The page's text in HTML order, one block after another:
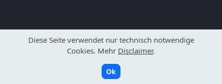
Diese Seite verwendet nur technisch notwendige
Cookies. Mehr Disclaimer.
Ok